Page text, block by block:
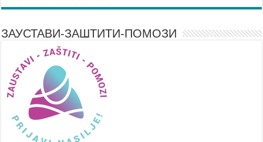
ЗАУСТАВИ-ЗАШТИТИ-ПОМОЗИ